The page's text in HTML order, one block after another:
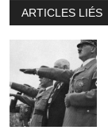
ARTICLES LIÉS